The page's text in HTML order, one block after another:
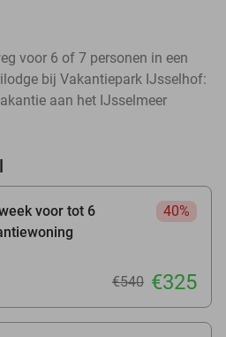
voor 6 of 7 personen in een
bij Vakantiepark IJsselhof:
aan het IJsselmeer
voor tot 6
40%
€540 €325